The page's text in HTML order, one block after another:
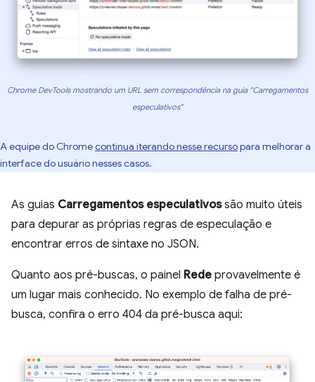
Chrome DevTools mostrando um URL sem correspondência na guia "Carregamentos
especulativos"
A equipe do Chromecontinua iterando nesse recursopara melhorar a
interface do usuário nesses casos.
As guias Carregamentos especulativossão muito úteis
para depurar as próprias regras de especulação e
encontrar erros de sintaxe no JSON.
Quanto aos pré-buscas, o painel Rede provavelmente é
um lugar mais conhecido. No exemplo de falha de pré-
busca, confira o erro 404 da pré-busca aqui: